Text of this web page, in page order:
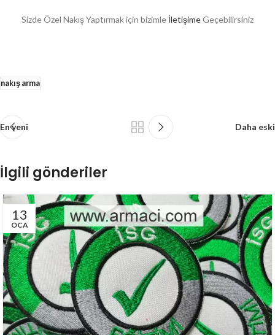
Sizde Özel Nakış Yaptırmak için bizimle İletişimeGeçebilirsiniz
nakış arma
En yeni Daha eski
İlgili gönderiler
13
OCA